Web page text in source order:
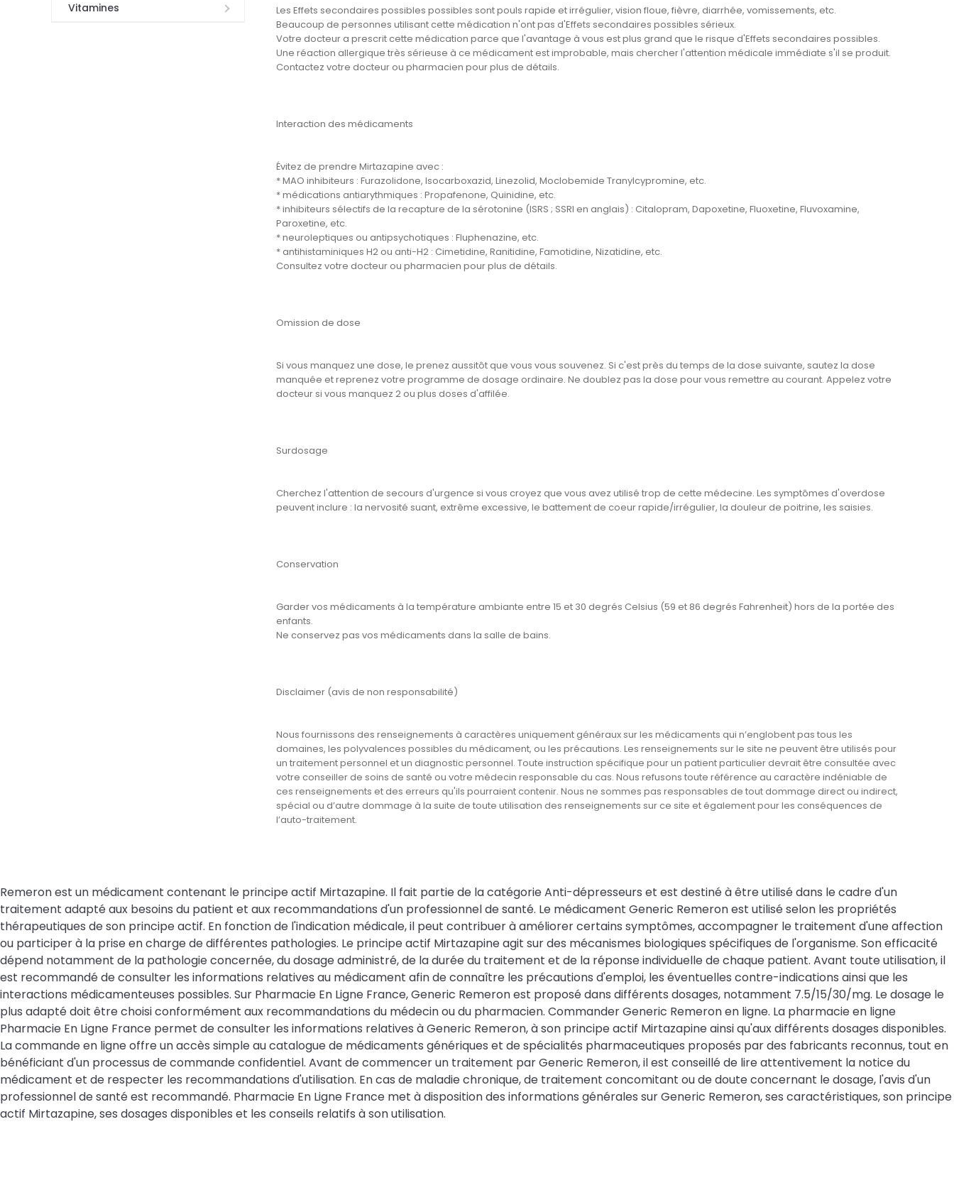
Vitamines
Les Effets secondaires possibles possibles sont pouls rapide et irrégulier, vision floue, fièvre, diarrhée, vomissements, etc.
Beaucoup de personnes utilisant cette médication n'ont pas d'Effets secondaires possibles sérieux.
Votre docteur a prescrit cette médication parce que l'avantage à vous est plus grand que le risque d'Effets secondaires possibles.
Une réaction allergique très sérieuse à ce médicament est improbable, mais chercher l'attention médicale immédiate s'il se produit.
Contactez votre docteur ou pharmacien pour plus de détails.
Interaction des médicaments
Évitez de prendre Mirtazapine avec :
* MAO inhibiteurs : Furazolidone, Isocarboxazid, Linezolid, Moclobemide Tranylcypromine, etc.
* médications antiarythmiques : Propafenone, Quinidine, etc.
* inhibiteurs sélectifs de la recapture de la sérotonine (ISRS ; SSRI en anglais) : Citalopram, Dapoxetine, Fluoxetine, Fluvoxamine,
Paroxetine, etc.
* neuroleptiques ou antipsychotiques : Fluphenazine, etc.
* antihistaminiques H2 ou anti-H2 : Cimetidine, Ranitidine, Famotidine, Nizatidine, etc.
Consultez votre docteur ou pharmacien pour plus de détails.
Omission de dose
Si vous manquez une dose, le prenez aussitôt que vous vous souvenez. Si c'est près du temps de la dose suivante, sautez la dose
manquée et reprenez votre programme de dosage ordinaire. Ne doublez pas la dose pour vous remettre au courant. Appelez votre
docteur si vous manquez 2 ou plus doses d'affilée.
Surdosage
Cherchez l'attention de secours d'urgence si vous croyez que vous avez utilisé trop de cette médecine. Les symptômes d'overdose
peuvent inclure : la nervosité suant, extrême excessive, le battement de coeur rapide/irrégulier, la douleur de poitrine, les saisies.
Conservation
Garder vos médicaments à la température ambiante entre 15 et 30 degrés Celsius (59 et 86 degrés Fahrenheit) hors de la portée des
enfants.
Ne conservez pas vos médicaments dans la salle de bains.
Disclaimer (avis de non responsabilité)
Nous fournissons des renseignements à caractères uniquement généraux sur les médicaments qui n’englobent pas tous les
domaines, les polyvalences possibles du médicament, ou les précautions. Les renseignements sur le site ne peuvent être utilisés pour
un traitement personnel et un diagnostic personnel. Toute instruction spécifique pour un patient particulier devrait être consultée avec
votre conseiller de soins de santé ou votre médecin responsable du cas. Nous refusons toute référence au caractère indéniable de
ces renseignements et des erreurs qu'ils pourraient contenir. Nous ne sommes pas responsables de tout dommage direct ou indirect,
spécial ou d’autre dommage à la suite de toute utilisation des renseignements sur ce site et également pour les conséquences de
l’auto-traitement.
Remeron est un médicament contenant le principe actif Mirtazapine. Il fait partie de la catégorie Anti-dépresseurs et est destiné à être utilisé dans le cadre d'un
traitement adapté aux besoins du patient et aux recommandations d'un professionnel de santé. Le médicament Generic Remeron est utilisé selon les propriétés
thérapeutiques de son principe actif. En fonction de l'indication médicale, il peut contribuer à améliorer certains symptômes, accompagner le traitement d'une affection
ou participer à la prise en charge de différentes pathologies. Le principe actif Mirtazapine agit sur des mécanismes biologiques spécifiques de l'organisme. Son efficacité
dépend notamment de la pathologie concernée, du dosage administré, de la durée du traitement et de la réponse individuelle de chaque patient. Avant toute utilisation, il
est recommandé de consulter les informations relatives au médicament afin de connaître les précautions d'emploi, les éventuelles contre-indications ainsi que les
interactions médicamenteuses possibles. Sur Pharmacie En Ligne France, Generic Remeron est proposé dans différents dosages, notamment 7.5/15/30/mg. Le dosage le
plus adapté doit être choisi conformément aux recommandations du médecin ou du pharmacien. Commander Generic Remeron en ligne. La pharmacie en ligne
Pharmacie En Ligne France permet de consulter les informations relatives à Generic Remeron, à son principe actif Mirtazapine ainsi qu'aux différents dosages disponibles.
La commande en ligne offre un accès simple au catalogue de médicaments génériques et de spécialités pharmaceutiques proposés par des fabricants reconnus, tout en
bénéficiant d'un processus de commande confidentiel. Avant de commencer un traitement par Generic Remeron, il est conseillé de lire attentivement la notice du
médicament et de respecter les recommandations d'utilisation. En cas de maladie chronique, de traitement concomitant ou de doute concernant le dosage, l'avis d'un
professionnel de santé est recommandé. Pharmacie En Ligne France met à disposition des informations générales sur Generic Remeron, ses caractéristiques, son principe
actif Mirtazapine, ses dosages disponibles et les conseils relatifs à son utilisation.